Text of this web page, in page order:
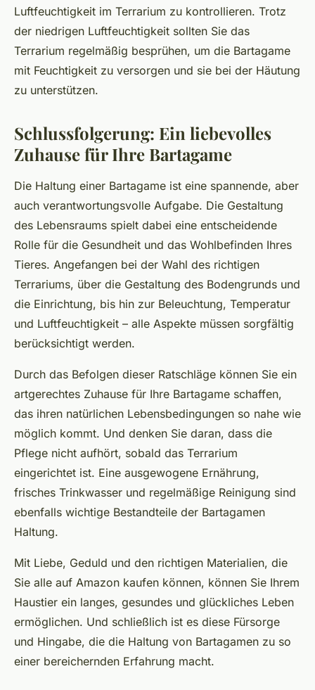
Luftfeuchtigkeit im Terrarium zu kontrollieren. Trotz
der niedrigen Luftfeuchtigkeit sollten Sie das
Terrarium regelmäßig besprühen, um die Bartagame
mit Feuchtigkeit zu versorgen und sie bei der Häutung
zu unterstützen.
Schlussfolgerung: Ein liebevolles
Zuhause für Ihre Bartagame
Die Haltung einer Bartagame ist eine spannende, aber
auch verantwortungsvolle Aufgabe. Die Gestaltung
des Lebensraums spielt dabei eine entscheidende
Rolle für die Gesundheit und das Wohlbefinden Ihres
Tieres. Angefangen bei der Wahl des richtigen
Terrariums, über die Gestaltung des Bodengrunds und
die Einrichtung, bis hin zur Beleuchtung, Temperatur
und Luftfeuchtigkeit – alle Aspekte müssen sorgfältig
berücksichtigt werden.
Durch das Befolgen dieser Ratschläge können Sie ein
artgerechtes Zuhause für Ihre Bartagame schaffen,
das ihren natürlichen Lebensbedingungen so nahe wie
möglich kommt. Und denken Sie daran, dass die
Pflege nicht aufhört, sobald das Terrarium
eingerichtet ist. Eine ausgewogene Ernährung,
frisches Trinkwasser und regelmäßige Reinigung sind
ebenfalls wichtige Bestandteile der Bartagamen
Haltung.
Mit Liebe, Geduld und den richtigen Materialien, die
Sie alle auf Amazon kaufen können, können Sie Ihrem
Haustier ein langes, gesundes und glückliches Leben
ermöglichen. Und schließlich ist es diese Fürsorge
und Hingabe, die die Haltung von Bartagamen zu so
einer bereichernden Erfahrung macht.